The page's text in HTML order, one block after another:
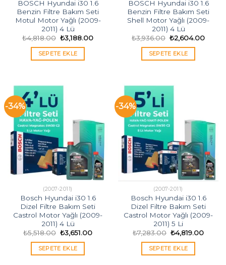
BOSCH Hyundai i30 1.6
Benzin Filtre Bakım Seti
Motul Motor Yağlı (2009-
2011) 4 Lü
₺4,818.00 Orijinal
fiyat:
₺4,818.00.
₺3,188.00Şu
SEPETE EKLE
BOSCH Hyundai i30 1.6
Benzin Filtre Bakım Seti
Shell Motor Yağlı (2009-
2011) 4 Lü
₺3,936.00 Orijinal
fiyat:
₺3,936.00.
₺2,604.00Şu
SEPETE EKLE
-34%
(2007-2011)
Bosch Hyundai i30 1.6
Dizel Filtre Bakım Seti
Castrol Motor Yağlı (2009-
2011) 4 Lü
₺5,518.00 Orijinal
fiyat:
₺5,518.00.
₺3,651.00Şu
SEPETE EKLE
-34%
(2007-2011)
Bosch Hyundai i30 1.6
Dizel Filtre Bakım Seti
Castrol Motor Yağlı (2009-
2011) 5 Li
₺7,283.00 Orijinal
fiyat:
₺7,283.00.
₺4,819.00Şu
SEPETE EKLE